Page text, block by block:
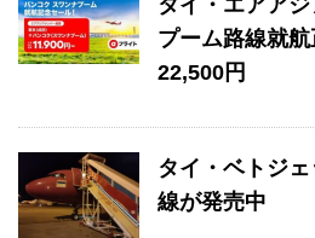
タイ・エアア
プーム路線就
22,500円
タイ・ベトジ
線が発売中